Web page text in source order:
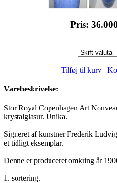
Pris:
Tilføj til kurv
Varebeskrivelse:
Stor Royal Copenhagen Art
krystalglasur. Unika.
Signeret af kunstner Frederik
et tidligt eksemplar.
Denne er produceret omkring år
1. sortering.